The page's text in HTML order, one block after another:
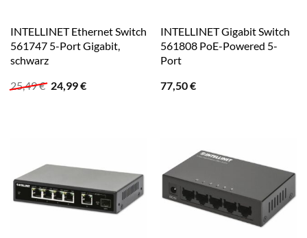
INTELLINET Ethernet Switch
561747 5-Port Gigabit,
schwarz
25,49€ Ursprünglicher
24,99€Aktueller
INTELLINET Gigabit Switch
561808 PoE-Powered 5-
Port
77,50€